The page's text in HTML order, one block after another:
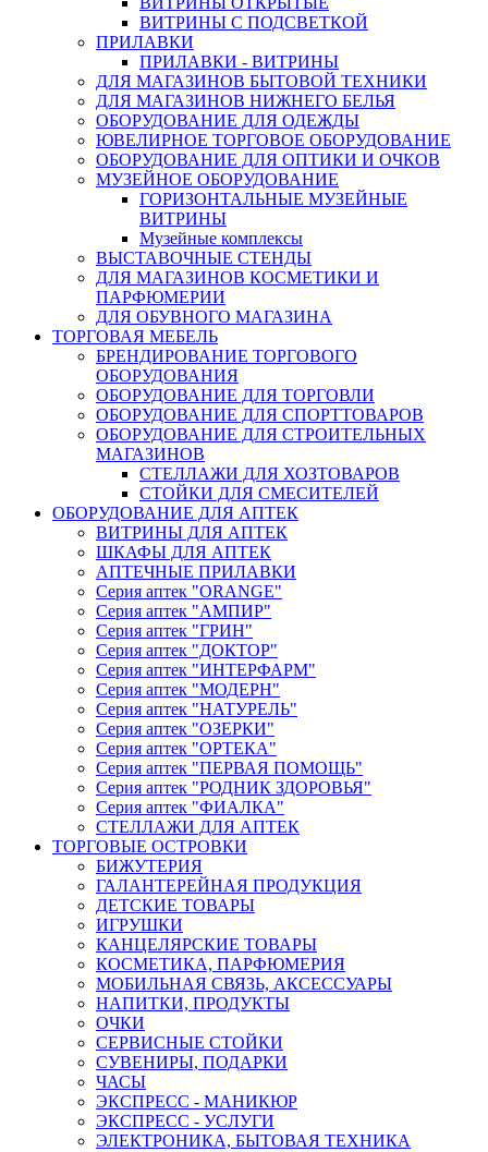
ВИТРИНЫ С ПОДСВЕТКОЙ
ПРИЛАВКИ
ПРИЛАВКИ - ВИТРИНЫ
ДЛЯ МАГАЗИНОВ БЫТОВОЙ ТЕХНИКИ
ДЛЯ МАГАЗИНОВ НИЖНЕГО БЕЛЬЯ
ОБОРУДОВАНИЕ ДЛЯ ОДЕЖДЫ
ЮВЕЛИРНОЕ ТОРГОВОЕ ОБОРУДОВАНИЕ
ОБОРУДОВАНИЕ ДЛЯ ОПТИКИ И ОЧКОВ
МУЗЕЙНОЕ ОБОРУДОВАНИЕ
ГОРИЗОНТАЛЬНЫЕ МУЗЕЙНЫЕ
ВИТРИНЫ
Музейные комплексы
ВЫСТАВОЧНЫЕ СТЕНДЫ
ДЛЯ МАГАЗИНОВ КОСМЕТИКИ И
ПАРФЮМЕРИИ
ДЛЯ ОБУВНОГО МАГАЗИНА
ТОРГОВАЯ МЕБЕЛЬ
БРЕНДИРОВАНИЕ ТОРГОВОГО
ОБОРУДОВАНИЯ
ОБОРУДОВАНИЕ ДЛЯ ТОРГОВЛИ
ОБОРУДОВАНИЕ ДЛЯ СПОРТТОВАРОВ
ОБОРУДОВАНИЕ ДЛЯ СТРОИТЕЛЬНЫХ
МАГАЗИНОВ
СТЕЛЛАЖИ ДЛЯ ХОЗТОВАРОВ
СТОЙКИ ДЛЯ СМЕСИТЕЛЕЙ
ОБОРУДОВАНИЕ ДЛЯ АПТЕК
ВИТРИНЫ ДЛЯ АПТЕК
ШКАФЫ ДЛЯ АПТЕК
АПТЕЧНЫЕ ПРИЛАВКИ
Серия аптек "ORANGE"
Серия аптек "АМПИР"
Серия аптек "ГРИН"
Серия аптек "ДОКТОР"
Серия аптек "ИНТЕРФАРМ"
Серия аптек "МОДЕРН"
Серия аптек "НАТУРЕЛЬ"
Серия аптек "ОЗЕРКИ"
Серия аптек "ОРТЕКА"
Серия аптек "ПЕРВАЯ ПОМОЩЬ"
Серия аптек "РОДНИК ЗДОРОВЬЯ"
Серия аптек "ФИАЛКА"
СТЕЛЛАЖИ ДЛЯ АПТЕК
ТОРГОВЫЕ ОСТРОВКИ
БИЖУТЕРИЯ
ГАЛАНТЕРЕЙНАЯ ПРОДУКЦИЯ
ДЕТСКИЕ ТОВАРЫ
ИГРУШКИ
КАНЦЕЛЯРСКИЕ ТОВАРЫ
КОСМЕТИКА, ПАРФЮМЕРИЯ
МОБИЛЬНАЯ СВЯЗЬ, АКСЕССУАРЫ
НАПИТКИ, ПРОДУКТЫ
ОЧКИ
СЕРВИСНЫЕ СТОЙКИ
СУВЕНИРЫ, ПОДАРКИ
ЧАСЫ
ЭКСПРЕСС - МАНИКЮР
ЭКСПРЕСС - УСЛУГИ
ЭЛЕКТРОНИКА, БЫТОВАЯ ТЕХНИКА